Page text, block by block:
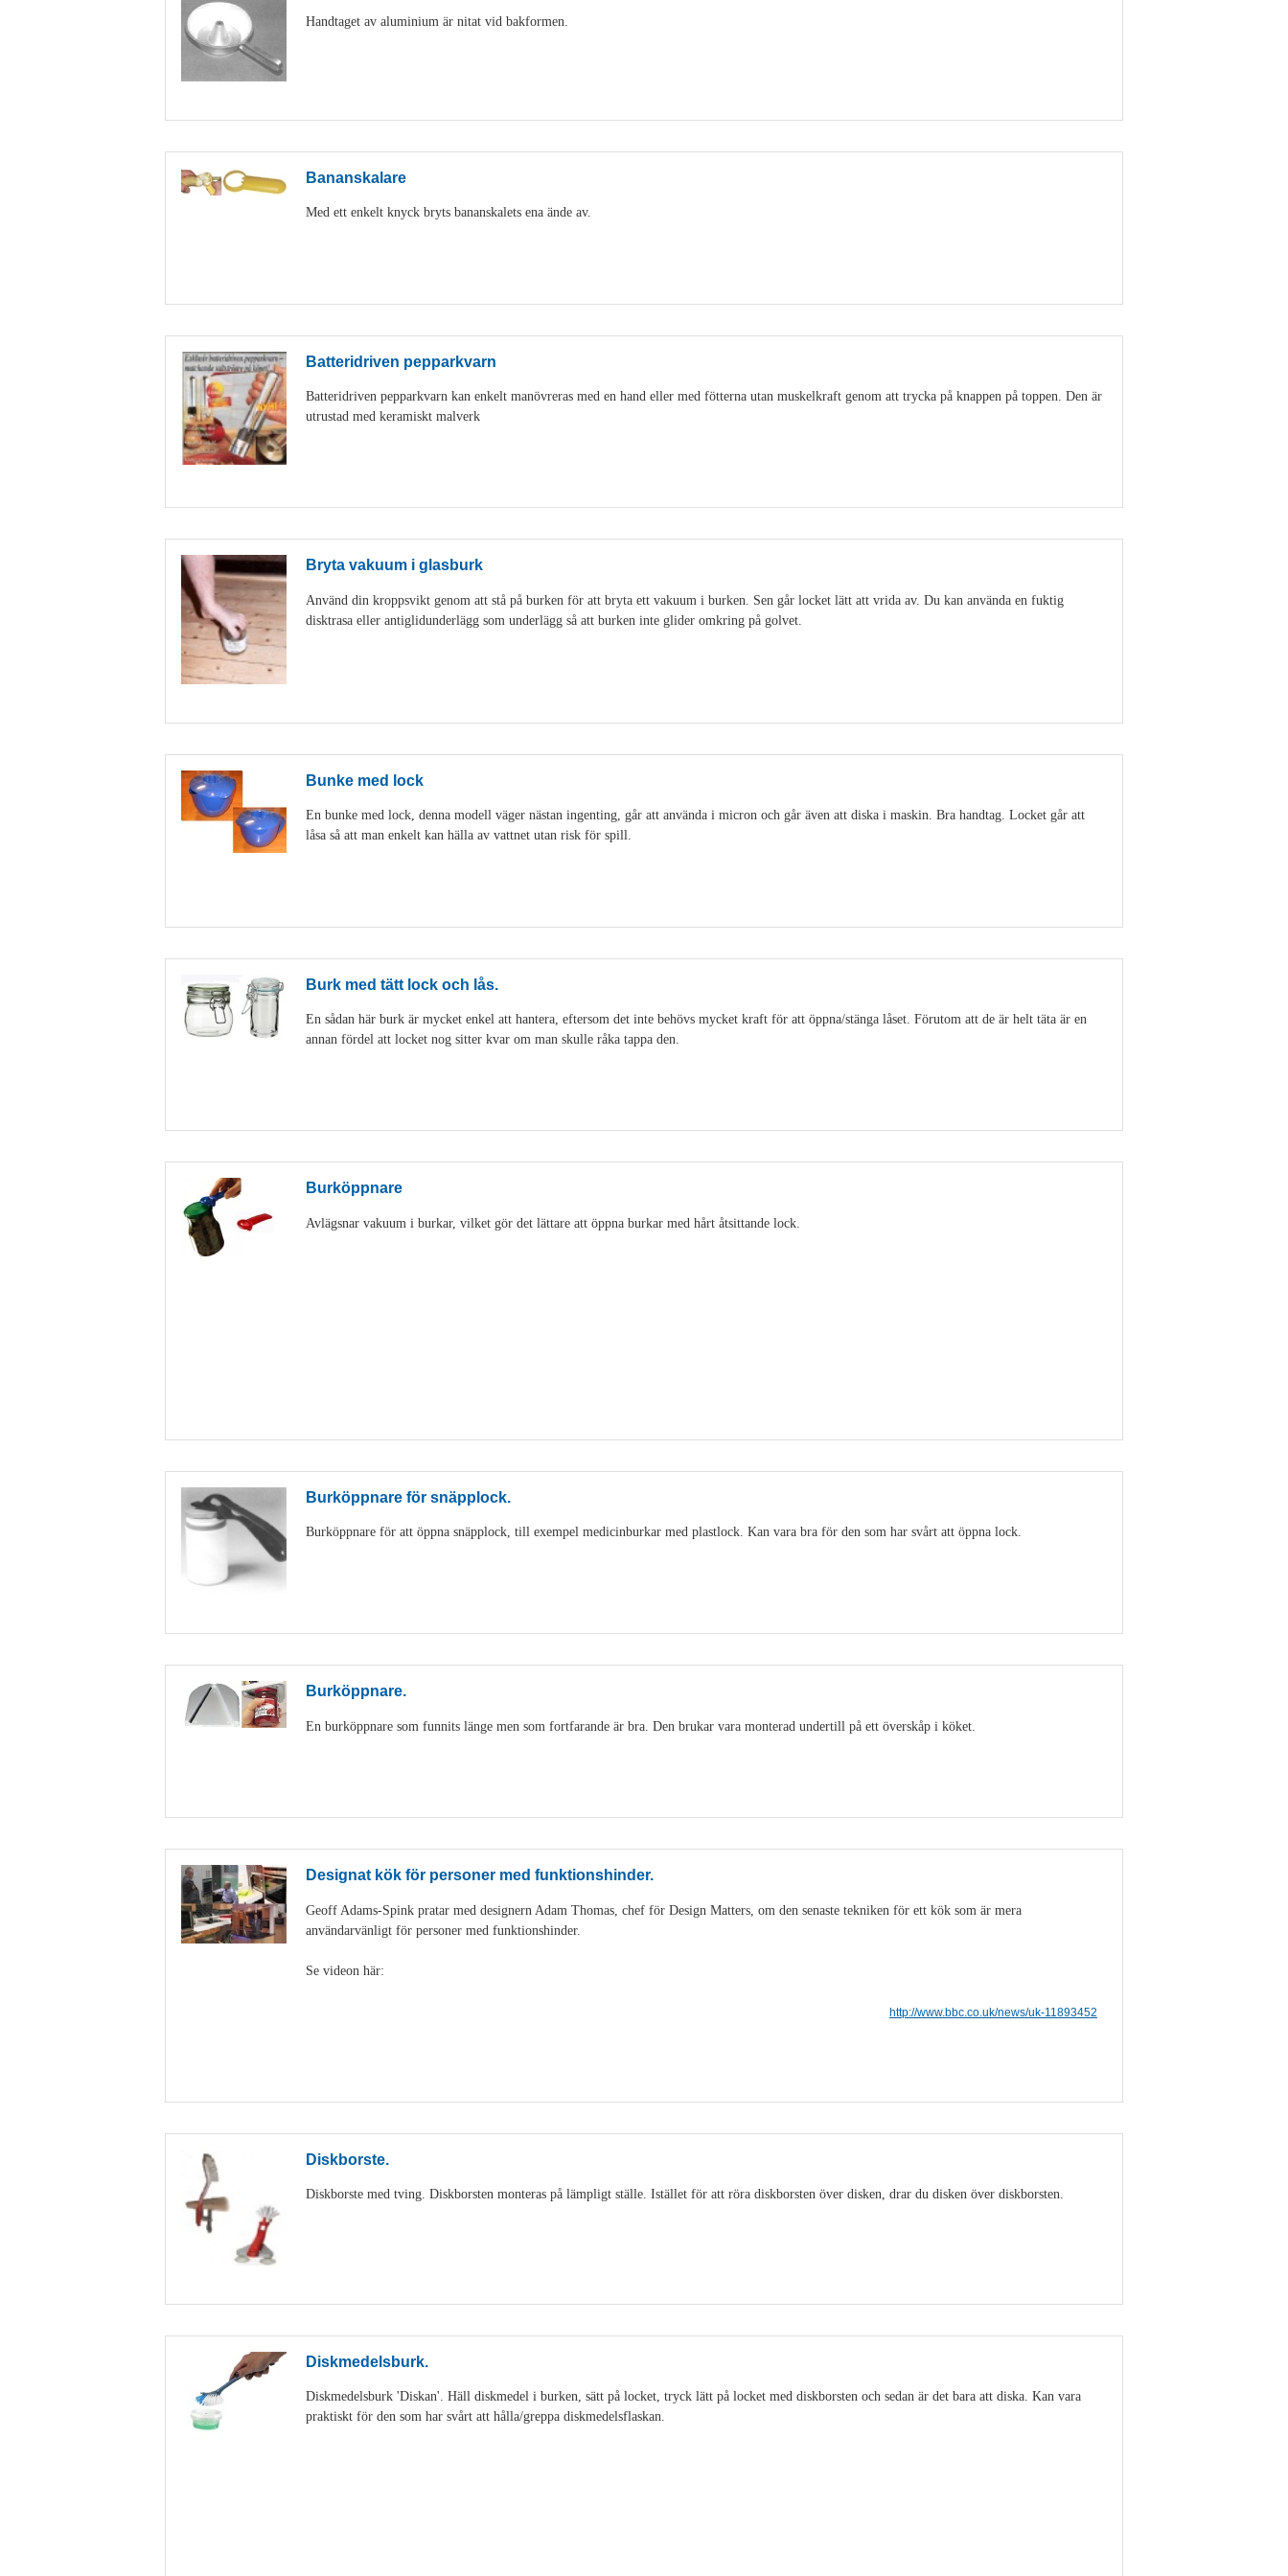
Handtaget av aluminium är nitat vid bakformen.
Bananskalare
Med ett enkelt knyck bryts bananskalets ena ände av.
Batteridriven pepparkvarn
Batteridriven pepparkvarn kan enkelt manövreras med en hand eller med fötterna utan muskelkraft genom att trycka på knappen på toppen. Den är
utrustad med keramiskt malverk
Bryta vakuum i glasburk
Använd din kroppsvikt genom att stå på burken för att bryta ett vakuum i burken. Sen går locket lätt att vrida av. Du kan använda en fuktig
disktrasa eller antiglidunderlägg som underlägg så att burken inte glider omkring på golvet.
Bunke med lock
En bunke med lock, denna modell väger nästan ingenting, går att använda i micron och går även att diska i maskin. Bra handtag. Locket går att
låsa så att man enkelt kan hälla av vattnet utan risk för spill.
Burk med tätt lock och lås.
En sådan här burk är mycket enkel att hantera, eftersom det inte behövs mycket kraft för att öppna/stänga låset. Förutom att de är helt täta är en
annan fördel att locket nog sitter kvar om man skulle råka tappa den.
Burköppnare
Avlägsnar vakuum i burkar, vilket gör det lättare att öppna burkar med hårt åtsittande lock.
Burköppnare för snäpplock.
Burköppnare för att öppna snäpplock, till exempel medicinburkar med plastlock. Kan vara bra för den som har svårt att öppna lock.
Burköppnare.
En burköppnare som funnits länge men som fortfarande är bra. Den brukar vara monterad undertill på ett överskåp i köket.
Designat kök för personer med funktionshinder.
Geoff Adams-Spink pratar med designern Adam Thomas, chef för Design Matters, om den senaste tekniken för ett kök som är mera
användarvänligt för personer med funktionshinder.
Se videon här:
http://www.bbc.co.uk/news/uk-11893452
Diskborste.
Diskborste med tving. Diskborsten monteras på lämpligt ställe. Istället för att röra diskborsten över disken, drar du disken över diskborsten.
Diskmedelsburk.
Diskmedelsburk 'Diskan'. Häll diskmedel i burken, sätt på locket, tryck lätt på locket med diskborsten och sedan är det bara att diska. Kan vara
praktiskt för den som har svårt att hålla/greppa diskmedelsflaskan.